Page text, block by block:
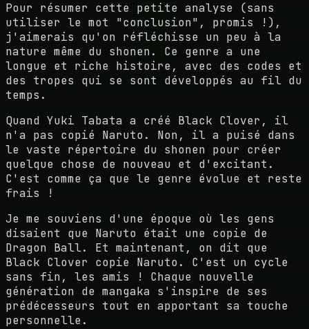
Pour résumer cette petite analyse (sans
utiliser le mot "conclusion", promis !),
j'aimerais qu'on réfléchisse un peu à la
nature même du shonen. Ce genre a une
longue et riche histoire, avec des codes et
des tropes qui se sont développés au fil du
temps.
Quand Yuki Tabata a créé Black Clover, il
n'a pas copié Naruto. Non, il a puisé dans
le vaste répertoire du shonen pour créer
quelque chose de nouveau et d'excitant.
C'est comme ça que le genre évolue et reste
frais !
Je me souviens d'une époque où les gens
disaient que Naruto était une copie de
Dragon Ball. Et maintenant, on dit que
Black Clover copie Naruto. C'est un cycle
sans fin, les amis ! Chaque nouvelle
génération de mangaka s'inspire de ses
prédécesseurs tout en apportant sa touche
personnelle.